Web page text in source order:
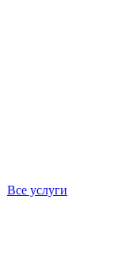
Все услуги